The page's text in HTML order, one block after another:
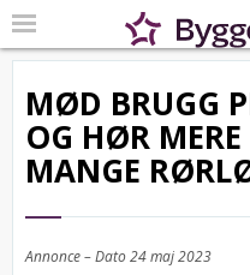
MØD BRUGG
OG HØR
MANGE
Annonce – Dato24 maj 2023